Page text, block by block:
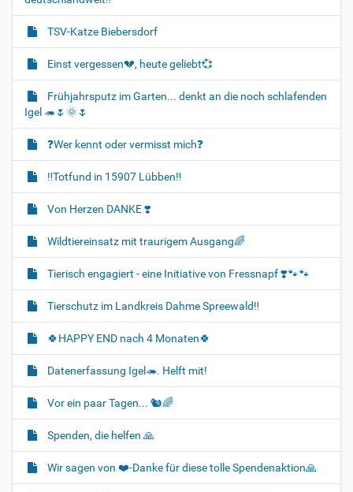
TSV-Katze Biebersdorf
Einst vergessen💔, heute geliebt💞
Frühjahrsputz im Garten... denkt an die noch schlafenden
Igel 🦔🌷🌞🌷
❓️Wer kennt oder vermisst mich❓️
‼️Totfund in 15907 Lübben‼️
Von Herzen DANKE ❣️
Wildtiereinsatz mit traurigem Ausgang🌈
Tierisch engagiert - eine Initiative von Fressnapf ❣️🐾🐾
Tierschutz im Landkreis Dahme Spreewald‼️
🍀HAPPY END nach 4 Monaten🍀
Datenerfassung Igel🦔. Helft mit!
Vor ein paar Tagen... 🐿🌈
Spenden, die helfen 🙏
Wir sagen von ❤️-Danke für diese tolle Spendenaktion🙏